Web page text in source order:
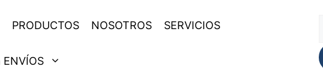
PRODUCTOS NOSOTROS SERVICIOS
ENVÍOS